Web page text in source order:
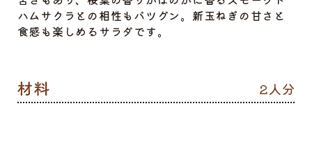
ハムサクラとの相性もバツグン。新玉ねぎの甘さと
食感も楽しめるサラダです。
2人分